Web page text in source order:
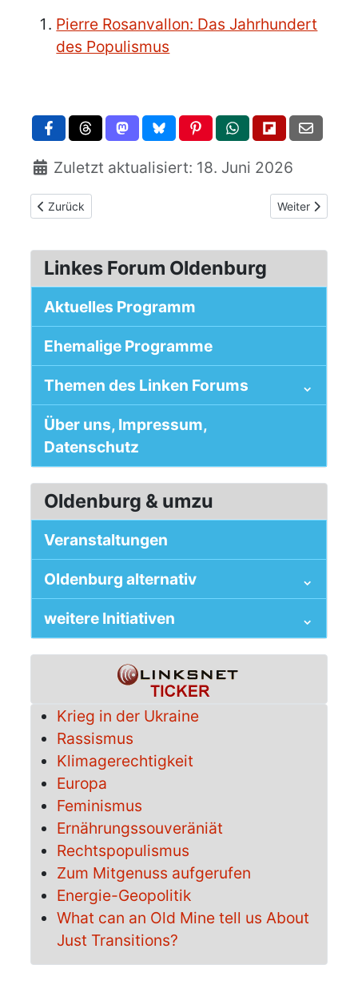
Pierre Rosanvallon: Das Jahrhundert
des Populismus
Zuletzt aktualisiert: 18. Juni 2026
Vorheriger Beitrag: Carolin Amlinger, Oliver Nachtwey:
Zurück Nächster
Weiter
Linkes Forum Oldenburg
Aktuelles Programm
Ehemalige Programme
Themen des Linken Forums
Über uns, Impressum,
Datenschutz
Oldenburg & umzu
Veranstaltungen
Oldenburg alternativ
weitere Initiativen
Krieg in der Ukraine
Rassismus
Klimagerechtigkeit
Europa
Feminismus
Ernährungssouveräniät
Rechtspopulismus
Zum Mitgenuss aufgerufen
Energie-Geopolitik
What can an Old Mine tell us About
Just Transitions?